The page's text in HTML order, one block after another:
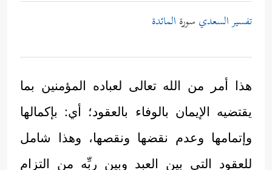
تفسير السعدي سورة المائدة
هذا أمر من الله تعالى لعباده المؤمنين بما
يقتضيه الإيمان بالوفاء بالعقود؛ أي: بإكمالها
وإتمامها وعدم نقضها ونقصها، وهذا شامل
للعقود التي بين العبد وبين ربِّه من التزام